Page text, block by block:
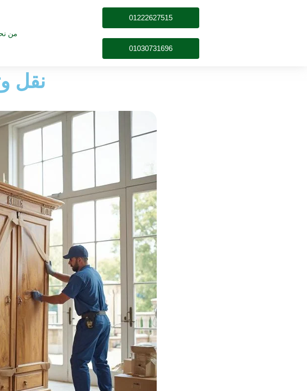
من
01222627515
01030731696
نقل